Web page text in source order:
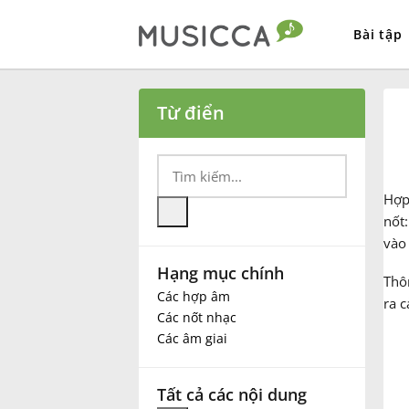
Bài tập
Български
Deutsch
English
Español
Từ điển
Hạng mục chính
Các hợp âm
Các nốt nhạc
Các âm giai
Tất cả các nội dung
ra